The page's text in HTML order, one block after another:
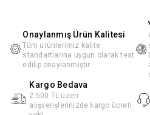
Onaylanmış Ürün Kalitesi
Tüm ürünlerimiz kalite
standartlarına uygun olarak test
edilip onaylanmıştır.
Kargo Bedava
2.500 TL üzeri
alışverişlerinizde kargo ücreti